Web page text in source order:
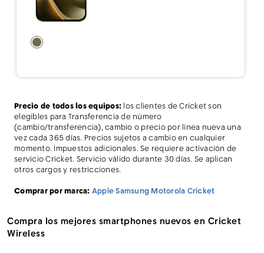
Precio de todos los equipos: los clientes de Cricket son
elegibles para Transferencia de número
(cambio/transferencia), cambio o precio por línea nueva una
vez cada 365 días. Precios sujetos a cambio en cualquier
momento. Impuestos adicionales. Se requiere activación de
servicio Cricket. Servicio válido durante 30 días. Se aplican
otros cargos y restricciones.
Comprar por marca: AppleSamsung Motorola Cricket
Compra los mejores smartphones nuevos en Cricket
Wireless